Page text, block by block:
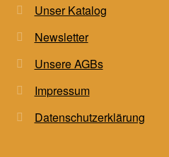
Unser Katalog
Newsletter
Unsere AGBs
Impressum
Datenschutzerklärung